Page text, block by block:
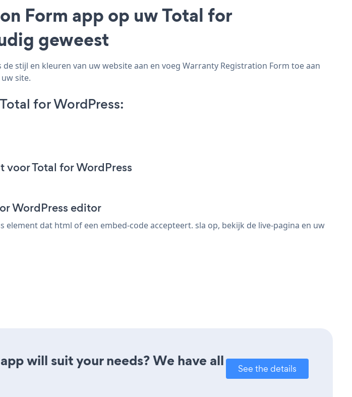
Form app op uw Total for
geweest
stijl en kleuren van uw website aan en voeg Warranty Registration Form toe aan
site.
for WordPress:
Total for WordPress
WordPress editor
dat html of een embed-code accepteert. sla op, bekijk de live-pagina en uw
will suit your needs? We have all
See the details